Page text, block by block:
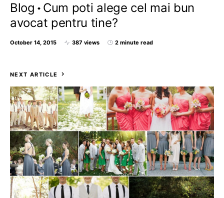
Blog
Cum poti alege cel mai bun
avocat pentru tine?
October 14, 2015 387 views 2 minute read
NEXT ARTICLE